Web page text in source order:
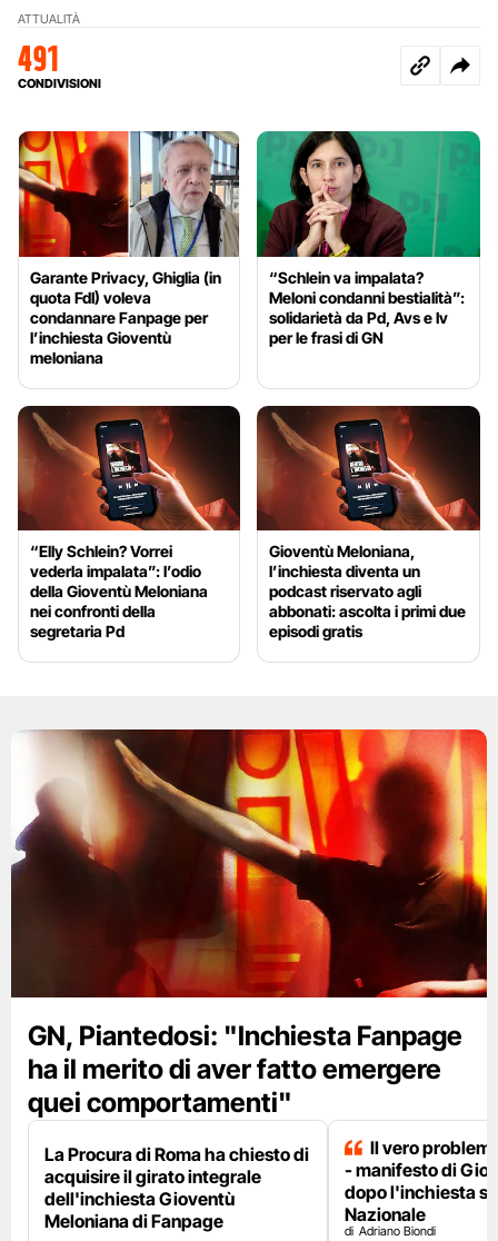
ATTUALITÀ
491
CONDIVISIONI
Garante Privacy, Ghiglia (in
quota FdI) voleva
condannare Fanpage per
l’inchiesta Gioventù
meloniana
“Schlein va impalata?
Meloni condanni bestialità”:
solidarietà da Pd, Avs e Iv
per le frasi di GN
“Elly Schlein? Vorrei
vederla impalata”: l’odio
della Gioventù Meloniana
nei confronti della
segretaria Pd
Gioventù Meloniana,
l’inchiesta diventa un
podcast riservato agli
abbonati: ascolta i primi due
episodi gratis
GN, Piantedosi: "Inchiesta Fanpage
ha il merito di aver fatto emergere
quei comportamenti"
La Procura di Roma ha chiesto di
acquisire il girato integrale
dell'inchiesta Gioventù
Meloniana di Fanpage
Il vero
- manifesto di
dopo l'inchiesta
Nazionale
Adriano Biondi